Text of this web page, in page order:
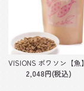
VISIONS ポワソン【魚】
2,048円(税込)